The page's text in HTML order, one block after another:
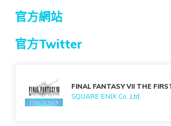
官方網站
官方Twitter
FINAL FANTASY VII THE
SQUARE ENIX Co.,Ltd.